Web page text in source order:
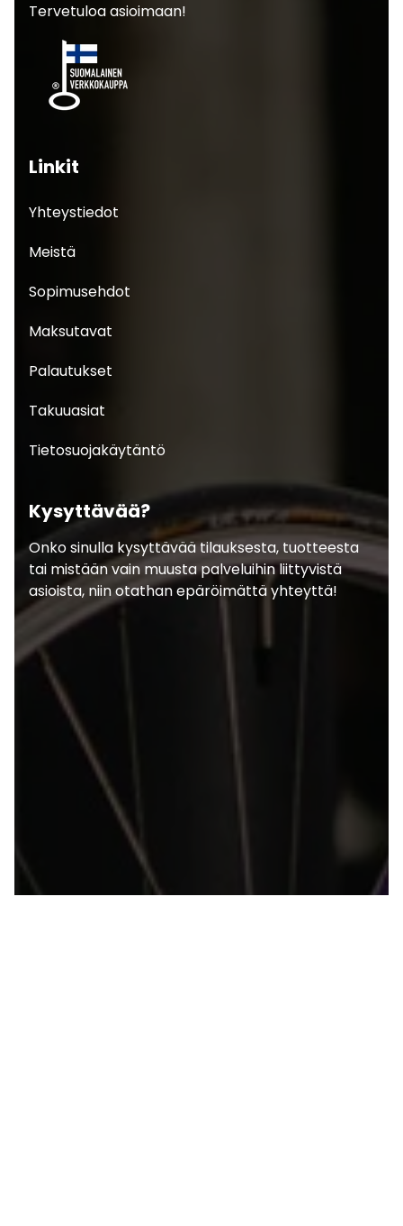
Tervetuloa asioimaan!
Linkit
Yhteystiedot
Meistä
Sopimusehdot
Maksutavat
Palautukset
Takuuasiat
Tietosuojakäytäntö
Kysyttävää?
Onko sinulla kysyttävää tilauksesta, tuotteesta
tai mistään vain muusta palveluihin liittyvistä
asioista, niin otathan epäröimättä yhteyttä!